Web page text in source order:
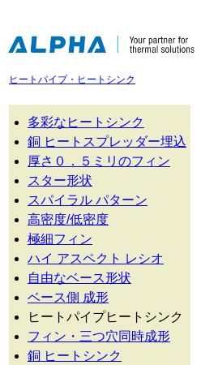
ヒートパイプ・ヒートシンク
多彩なヒートシンク
銅 ヒートスプレッダー埋込
厚さ０．５ミリのフィン
スター形状
スパイラル パターン
高密度/低密度
極細フィン
ハイ アスペクト レシオ
自由なベース形状
ベース側 成形
ヒートパイプヒートシンク
フィン・三つ穴同時成形
銅 ヒートシンク